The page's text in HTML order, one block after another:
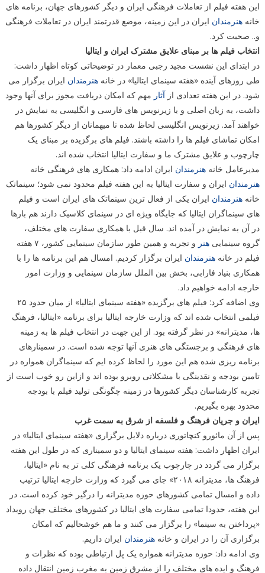
این هفته فیلم از تعاملات فرهنگی ایران و دیگر کشورهای جهان، برنامه های
خانه هنرمندان ایران در این زمینه، موضع قدرتمند ایران در تعاملات فرهنگی
و.. صحبت کرد.
انتخاب فیلم ها بر مبنای علایق مشترک ایران و ایتالیا
در ابتدای این نشست مجید رجبی معمار در توضیحاتی کوتاه اظهار داشت:
طی روزهای آینده «هفته سینمای ایتالیا» در خانه هنرمندان ایران برگزار می
شود. در این هفته تعدادی از آثار مهم که امکان دریافت مجوز برای آنها وجود
داشت، به زبان اصلی و با زیرنویس های فارسی و انگلیسی به نمایش در
خواهند آمد. زیرنویس انگلیسی لحاظ شده تا میهمانان از دیگر کشورها هم
امکان تماشای فیلم ها را داشته باشند. فیلم های برگزیده بر مبنای یک
چارچوب و علایق مشترک ما و سفارت ایتالیا انتخاب شده اند.
مدیرعامل خانه هنرمندان ایران ادامه داد: همکاری های فرهنگی خانه
هنرمندان ایران و سفارت ایتالیا به این هفته فیلم محدود نمی شود؛ سینماتک
خانه هنرمندان ایران یکی از فعال ترین سینماتک های ایران است و فیلم
های سینماگران ایتالیا که جایگاه ویژه ای در سینمای کلاسیک دارند هم بارها
در آن به نمایش در آمده اند. سال قبل با همکاری سفارت های مختلف،
گروه سینمایی هنر
و تجربه و همین طور سازمان سینمایی کشور، ۷ هفته
فیلم در خانه هنرمندان ایران برگزار کردیم. امسال هم این برنامه ها را با
همکاری بنیاد فارابی، بخش بین الملل سازمان سینمایی و وزارت امور
خارجه ادامه خواهیم داد.
وی اضافه کرد: فیلم های برگزیده «هفته سینمای ایتالیا» از میان حدود ۲۵
فیلمی انتخاب شده اند که وزارت خارجه ایتالیا برای برنامه «ایتالیا، فرهنگ
ها، مدیترانه» در نظر گرفته بود. از این جهت در انتخاب فیلم ها به زمینه
های فرهنگی و برجستگی های هنری آنها توجه شده است. در سمینارهای
برنامه ریزی شده هم این مورد را لحاظ کرده ایم که سینماگران همواره در
تامین بودجه و نقدینگی با مشکلاتی روبرو بوده اند و ازاین رو خوب است از
تجربه کارشناسان دیگر کشورها در زمینه چگونگی تولید فیلم با بودجه
محدود بهره بگیریم.
ایران و جریان فرهنگ و فلسفه از شرق به سمت غرب
پس از آن مائورو کنچاتوری درباره دلایل برگزاری «هفته سینمای ایتالیا» در
ایران اظهار داشت: هفته سینمای ایتالیا و دو سمیناری که در طول این هفته
برگزار می گردد در چارچوب یک برنامه فرهنگی کلی تر به نام «ایتالیا،
فرهنگ ها، مدیترانه ۲۰۱۸» جای می گیرد که وزارت خارجه ایتالیا ترتیب
داده و امسال تمامی کشورهای حوزه مدیترانه را درگیر خود کرده است. در
این هفته، حدودا تمامی سفارت های ایتالیا در کشورهای مختلف جهان رویداد
«پرداختن به سینما» را برگزار می کنند و ما هم خوشحالیم که امکان
برگزاری آن را در ایران و خانه هنرمندان ایران داریم.
وی ادامه داد: حوزه مدیترانه همواره یک پل ارتباطی بوده که نظرات و
فرهنگ و ایده های مختلف را از مشرق زمین به مغرب زمین انتقال داده